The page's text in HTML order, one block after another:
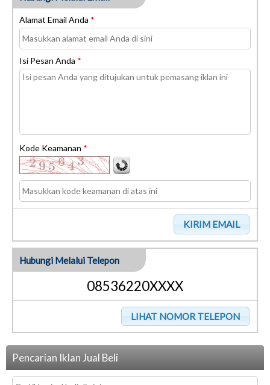
Alamat Email Anda *
Isi Pesan Anda *
Kode Keamanan *
Hubungi Melalui Telepon
08536220XXXX
Pencarian Iklan Jual Beli